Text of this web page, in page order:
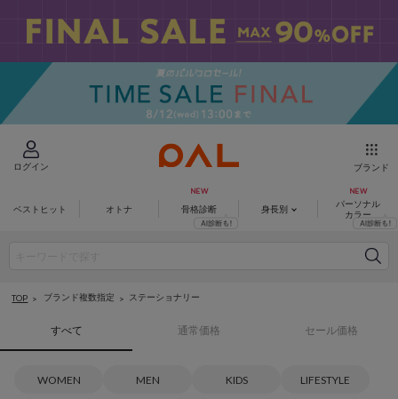
ログイン ブランド
ベストヒット オトナ 骨格診断 身長別
パーソナル
カラー
TOP ブランド複数指定 ステーショナリー
すべて 通常価格 セール価格
WOMEN MEN KIDS LIFESTYLE